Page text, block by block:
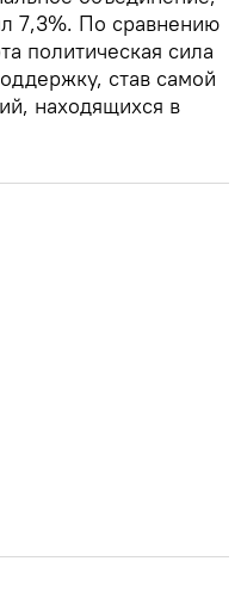
7,3%. По сравнению
политическая сила
став самой
находящихся в